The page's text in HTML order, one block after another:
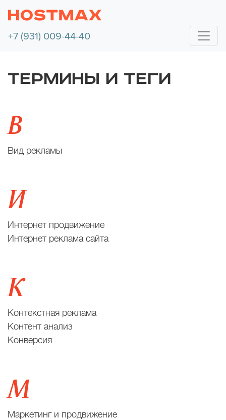
+7 (931) 009-44-40
ТЕРМИНЫ И ТЕГИ
В
Вид рекламы
И
Интернет продвижение
Интернет реклама сайта
К
Контекстная реклама
Контент анализ
Конверсия
М
Маркетинг и продвижение